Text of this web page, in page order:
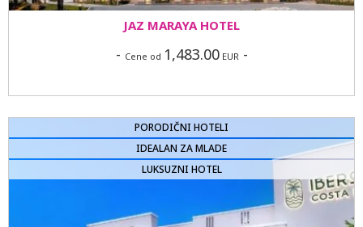
JAZ MARAYA HOTEL
- Cene od 1,483.00EUR-
PORODIČNI HOTELI
IDEALAN ZA MLADE
LUKSUZNI HOTEL